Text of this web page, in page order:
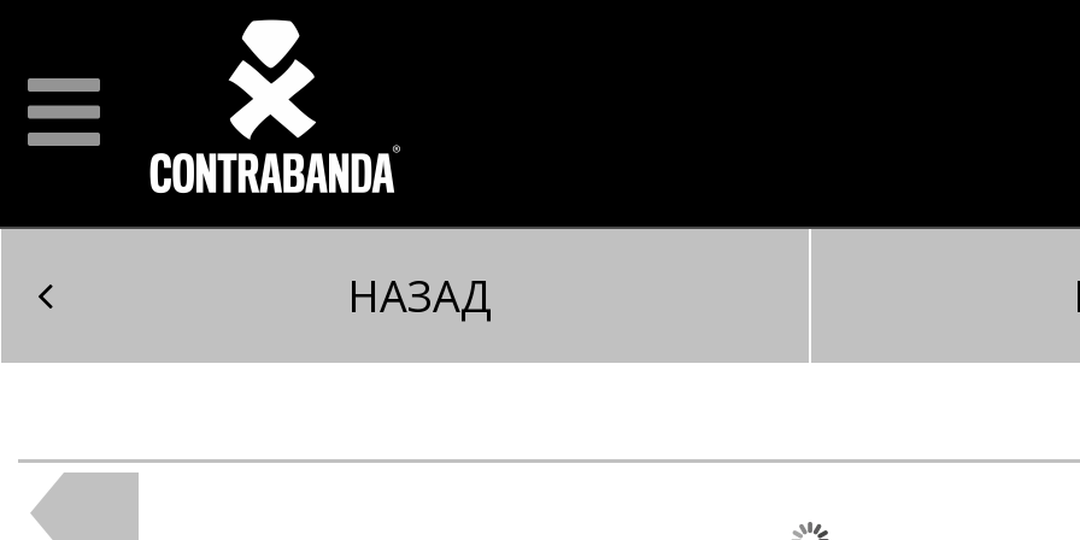
НАЗАД